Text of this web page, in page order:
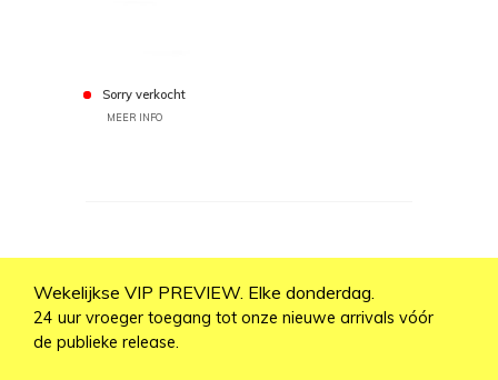
Sorry verkocht
MEER INFO
Wekelijkse VIP PREVIEW. Elke donderdag.
24 uur vroeger toegang tot onze nieuwe arrivals vóór
de publieke release.